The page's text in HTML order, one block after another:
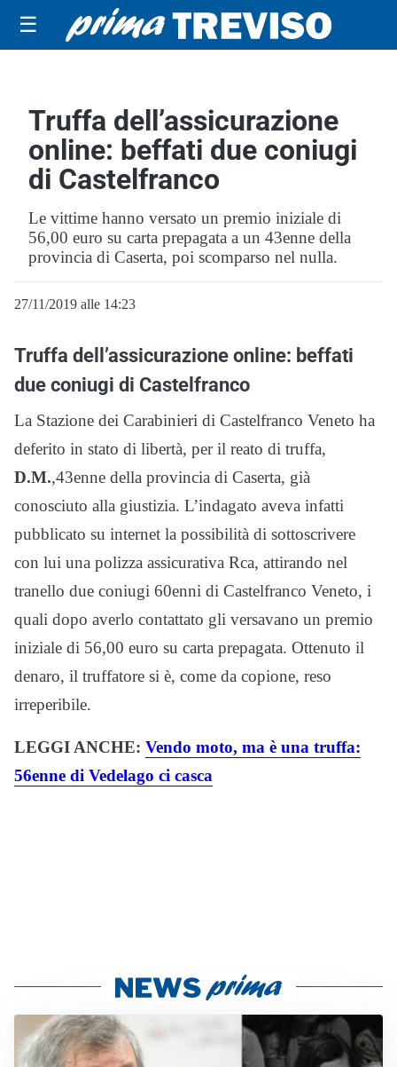
☰
Truffa dell’assicurazione
online: beffati due coniugi
di Castelfranco
Le vittime hanno versato un premio iniziale di
56,00 euro su carta prepagata a un 43enne della
provincia di Caserta, poi scomparso nel nulla.
27/11/2019 alle 14:23
Truffa dell’assicurazione online: beffati
due coniugi di Castelfranco
La Stazione dei Carabinieri di Castelfranco Veneto ha
deferito in stato di libertà, per il reato di truffa,
D.M.,43enne della provincia di Caserta, già
conosciuto alla giustizia. L’indagato aveva infatti
pubblicato su internet la possibilità di sottoscrivere
con lui una polizza assicurativa Rca, attirando nel
tranello due coniugi 60enni di Castelfranco Veneto, i
quali dopo averlo contattato gli versavano un premio
iniziale di 56,00 euro su carta prepagata. Ottenuto il
denaro, il truffatore si è, come da copione, reso
irreperibile.
LEGGI ANCHE: Vendo moto, ma è una truffa:
56enne di Vedelago ci casca